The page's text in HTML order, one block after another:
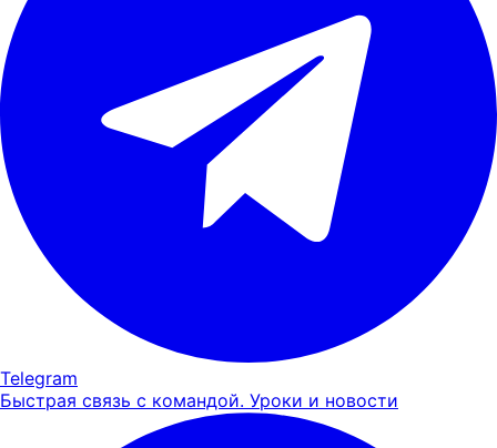
Telegram
Быстрая связь с командой. Уроки и новости